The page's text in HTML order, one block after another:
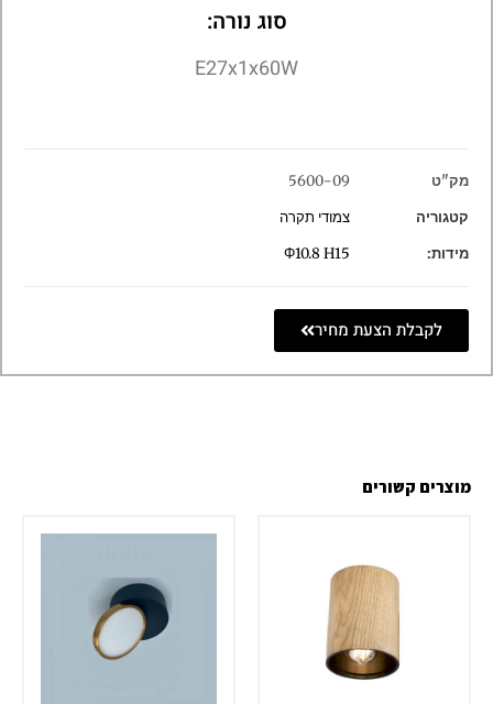
סוג נורה:
E27x1x60W
מק"ט
5600-09
קטגוריה
צמודי תקרה
מידות:
Φ10.8 H15
לקבלת הצעת מחיר
מוצרים קשורים